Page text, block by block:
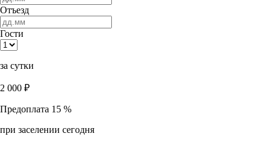
Отъезд
Гости
за сутки
2 000 ₽
Предоплата 15 %
при заселении сегодня